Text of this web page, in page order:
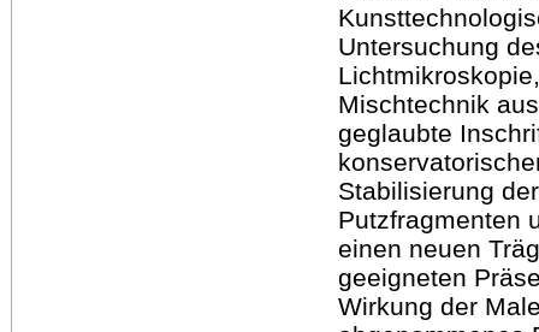
Untersuchung
Mischtechnik
geglaubte
Stabilisierung
Putzfragmenten
einen neuen
geeigneten
Wirkung der